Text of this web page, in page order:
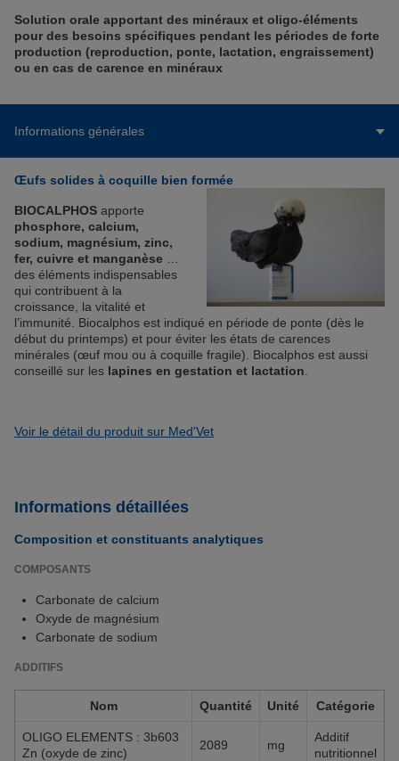
Solution orale apportant des minéraux et oligo-éléments
pour des besoins spécifiques pendant les périodes de forte
production (reproduction, ponte, lactation, engraissement)
ou en cas de carence en minéraux
Informations générales
Œufs solides à coquille bien formée
BIOCALPHOS apporte
phosphore, calcium,
sodium, magnésium, zinc,
fer, cuivre et manganèse
des éléments indispensables
qui contribuent à la
croissance, la vitalité et
l’immunité. Biocalphos est indiqué en période de ponte (dès le
début du printemps) et pour éviter les états de carences
minérales (œuf mou ou à coquille fragile). Biocalphos est aussi
conseillé sur les lapines en gestation et lactation
Voir le détail du produit sur Med'Vet
Informations détaillées
Composition et constituants analytiques
COMPOSANTS
Carbonate de calcium
Oxyde de magnésium
Carbonate de sodium
ADDITIFS
Nom Quantité Unité Catégorie
OLIGO ELEMENTS : 3b603
Zn (oxyde de zinc)
2089 mg
Additif
nutritionnel